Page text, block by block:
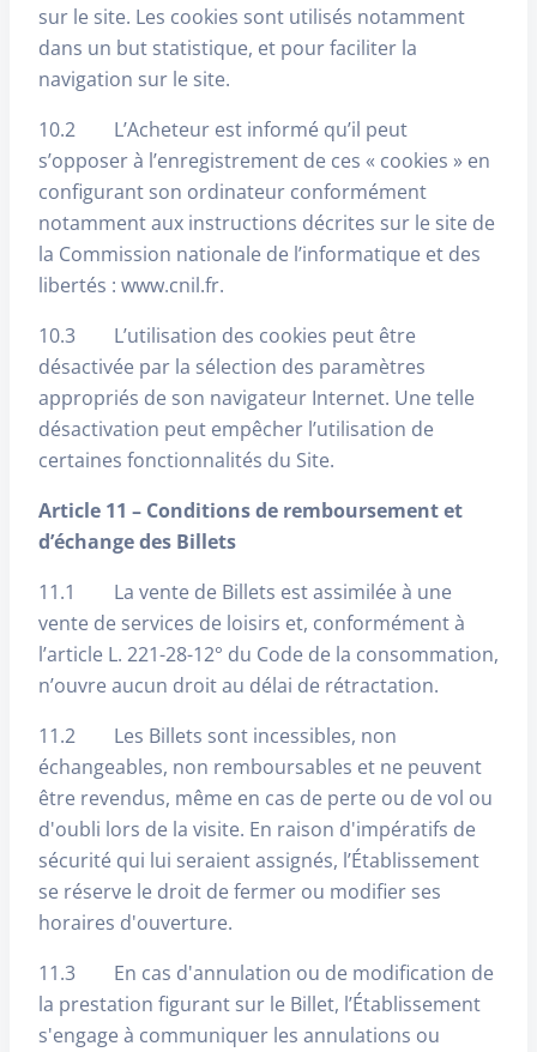
sur le site. Les cookies sont utilisés notamment
dans un but statistique, et pour faciliter la
navigation sur le site.
10.2 L’Acheteur est informé qu’il peut
s’opposer à l’enregistrement de ces « cookies » en
configurant son ordinateur conformément
notamment aux instructions décrites sur le site de
la Commission nationale de l’informatique et des
libertés : www.cnil.fr.
10.3 L’utilisation des cookies peut être
désactivée par la sélection des paramètres
appropriés de son navigateur Internet. Une telle
désactivation peut empêcher l’utilisation de
certaines fonctionnalités du Site.
Article 11 – Conditions de remboursement et
d’échange des Billets
11.1 La vente de Billets est assimilée à une
vente de services de loisirs et, conformément à
l’article L. 221-28-12° du Code de la consommation,
n’ouvre aucun droit au délai de rétractation.
11.2 Les Billets sont incessibles, non
échangeables, non remboursables et ne peuvent
être revendus, même en cas de perte ou de vol ou
d'oubli lors de la visite. En raison d'impératifs de
sécurité qui lui seraient assignés, l’Établissement
se réserve le droit de fermer ou modifier ses
horaires d'ouverture.
11.3 En cas d'annulation ou de modification de
la prestation figurant sur le Billet, l’Établissement
s'engage à communiquer les annulations ou